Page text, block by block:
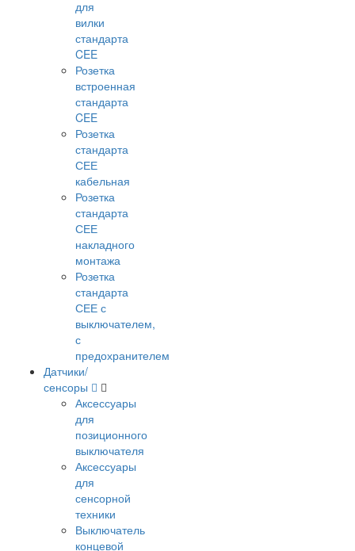
для
вилки
стандарта
CEE
Розетка
встроенная
стандарта
CEE
Розетка
стандарта
СЕЕ
кабельная
Розетка
стандарта
СЕЕ
накладного
монтажа
Розетка
стандарта
СЕЕ с
выключателем,
с
предохранителем
Датчики/
сенсоры
Аксессуары
для
позиционного
выключателя
Аксессуары
для
сенсорной
техники
Выключатель
концевой